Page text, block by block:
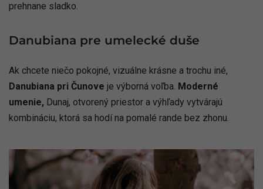
prehnane sladko.
Danubiana pre umelecké duše
Ak chcete niečo pokojné, vizuálne krásne a trochu iné,
Danubiana pri Čunove je výborná voľba. Moderné
umenie, Dunaj, otvorený priestor a výhľady vytvárajú
kombináciu, ktorá sa hodí na pomalé rande bez zhonu.